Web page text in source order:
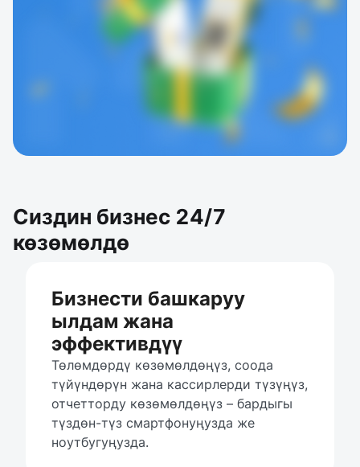
Сиздин бизнес 24/7
көзөмөлдө
Бизнести башкаруу
ылдам жана
эффективдүү
Төлөмдөрдү көзөмөлдөңүз, соода
түйүндөрүн жана кассирлерди түзүңүз,
отчетторду көзөмөлдөңүз – бардыгы
түздөн-түз смартфонуңузда же
ноутбугуңузда.